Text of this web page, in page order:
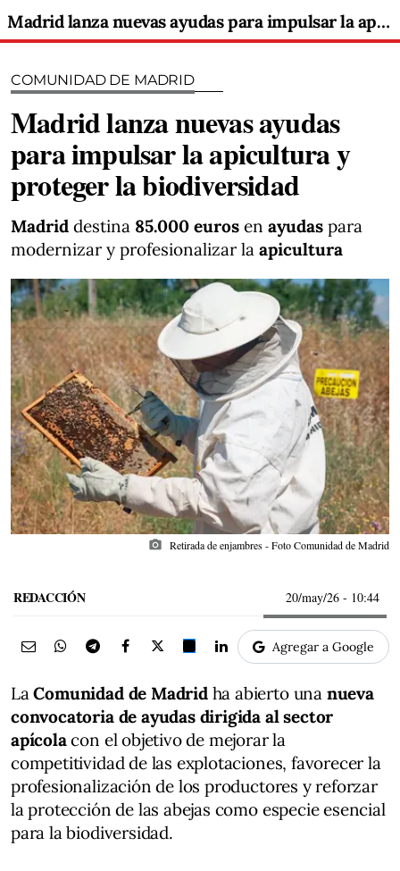
Madrid lanza nuevas ayudas para impulsar la apicultura y proteger la biodiversidad
COMUNIDAD DE MADRID
Madrid lanza nuevas ayudas
para impulsar la apicultura y
proteger la biodiversidad
Madrid destina 85.000 euros en ayudas para
modernizar y profesionalizar la apicultura
photo_camera Retirada de enjambres - Foto Comunidad de Madrid
REDACCIÓN 20/may/26 - 10:44
Agregar a Google
LaComunidad de Madridha abierto una nueva
convocatoria de ayudas dirigida al sector
apícolacon el objetivo de mejorar la
competitividad de las explotaciones, favorecer la
profesionalización de los productores y reforzar
la protección de las abejas como especie esencial
para la biodiversidad.